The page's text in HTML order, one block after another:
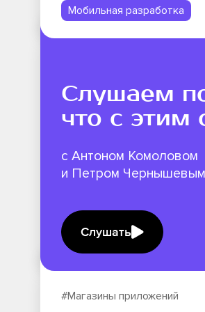
Мобильная разработка
Слушаем
что с этим
c Антоном Комоловом
и Петром Чернышевым
Слушать
#Магазины приложений